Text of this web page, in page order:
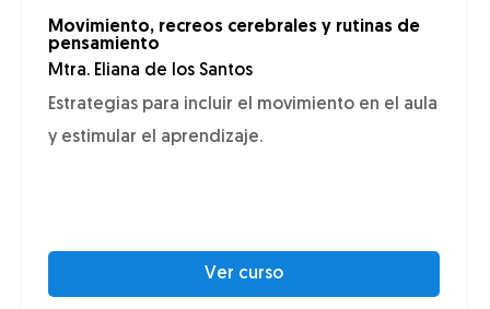
Movimiento, recreos cerebrales y rutinas de
pensamiento
Mtra. Eliana de los Santos
Estrategias para incluir el movimiento en el aula
y estimular el aprendizaje.
Ver curso